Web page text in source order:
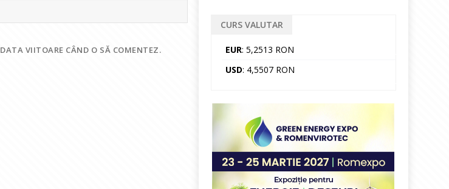
VIITOARE CÂND O SĂ COMENTEZ.
CURS VALUTAR
EUR: 5,2513 RON
USD: 4,5507 RON